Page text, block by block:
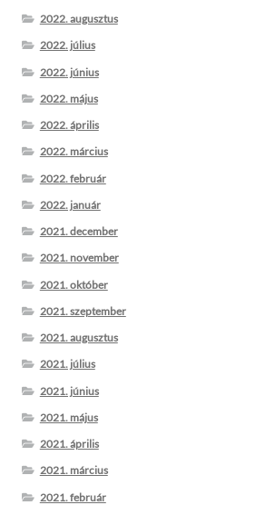
2022. augusztus
2022. július
2022. június
2022. május
2022. április
2022. március
2022. február
2022. január
2021. december
2021. november
2021. október
2021. szeptember
2021. augusztus
2021. július
2021. június
2021. május
2021. április
2021. március
2021. február